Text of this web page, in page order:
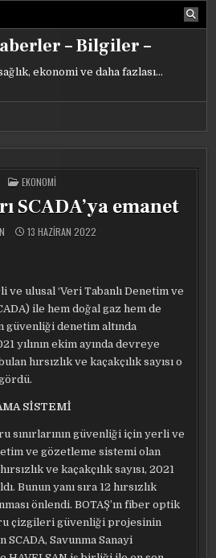
– Bilgiler –
ekonomi ve daha fazlası…
POSTED
IN
EKONOMI
SCADA’ya emanet
13 HAZIRAN 2022
ulusal ‘Veri Tabanlı Denetim ve
ile hem doğal gaz hem de
güvenliği denetim altında
yılının ekim ayında devreye
hırsızlık ve kaçakçılık sayısı o
SİSTEMİ
sınırlarının güvenliği için yerli ve
ve gözetleme sistemi olan
ve kaçakçılık sayısı, 2021
Bunun yanı sıra 12 hırsızlık
önlendi. BOTAŞ’ın fiber optik
çizgileri güvenliği projesinin
Savunma Sanayi